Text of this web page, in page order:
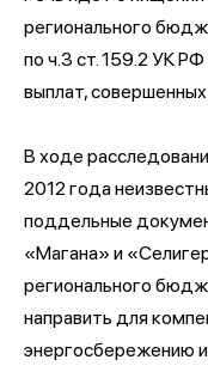
регионального
по ч.3 ст. 159.2 УК
выплат,
В ходе
2012 года
поддельные
«Магана» и
регионального
направить для
энергосбережению